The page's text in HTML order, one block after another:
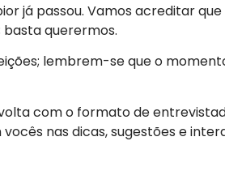
já passou. Vamos acreditar
querermos.
lembrem-se que o
com o formato de
nas dicas, sugestões e